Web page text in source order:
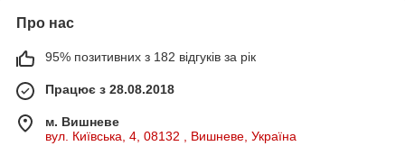
Про нас
95% позитивних з 182 відгуків за рік
Працює з 28.08.2018
м. Вишневе
вул. Київська, 4, 08132 , Вишневе, Україна